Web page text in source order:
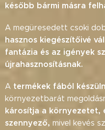
később bármi másra
A megüresedett csoki
hasznos kiegészítőivé
fantázia és az igények
újrahasznosításnak.
A termékek fából
környezetbarát
károsítja a környezetet,
szennyező, mivel kevés